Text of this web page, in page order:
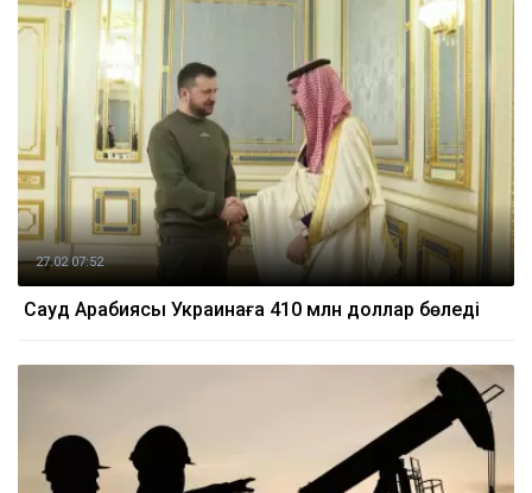
27.02 07:52
Сауд Арабиясы Украинаға 410 млн доллар бөледі